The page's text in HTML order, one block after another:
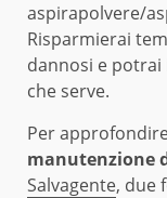
aspirapolvere/
Risparmierai
dannosi e
che serve.
Per
manutenzione
Salvagente, due